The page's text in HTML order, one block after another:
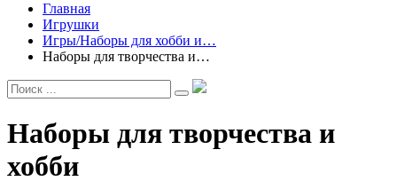
Главная
Игрушки
Игры/Наборы для хобби и…
Наборы для творчества и…
Наборы для творчества и
хобби